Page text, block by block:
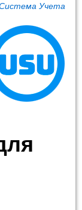
Учета